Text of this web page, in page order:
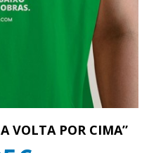
VOLTA POR CIMA”